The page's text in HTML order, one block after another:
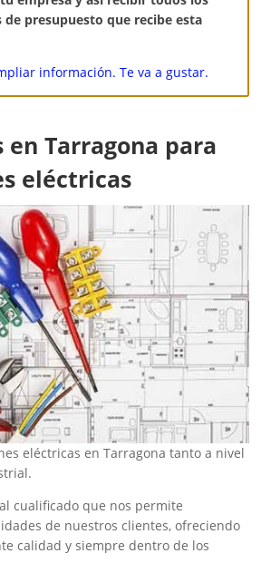
presupuesto que recibe esta
información. Te va a gustar.
en Tarragona para
eléctricas
eléctricas en Tarragona tanto a nivel
cualificado que nos permite
de nuestros clientes, ofreciendo
calidad y siempre dentro de los